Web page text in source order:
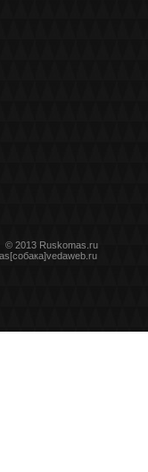
© 2013 Ruskomas.ru